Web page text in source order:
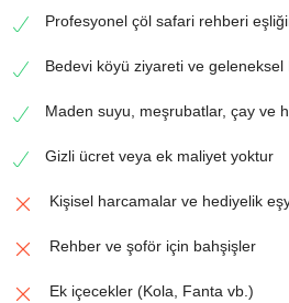
Profesyonel çöl safari rehberi
Bedevi köyü ziyareti ve geleneksel
Maden suyu, meşrubatlar, çay ve
Gizli ücret veya ek maliyet yoktur
Kişisel harcamalar ve hediyelik
Rehber ve şoför için bahşişler
Ek içecekler (Kola, Fanta vb.)